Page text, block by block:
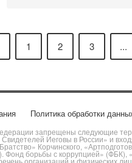
1 2 3 ...
Политика обработки
запрещены следующие
Свидетелей Иеговы в России» и
Корчинского,
Фонд борьбы с коррупцией»
организаций и физических